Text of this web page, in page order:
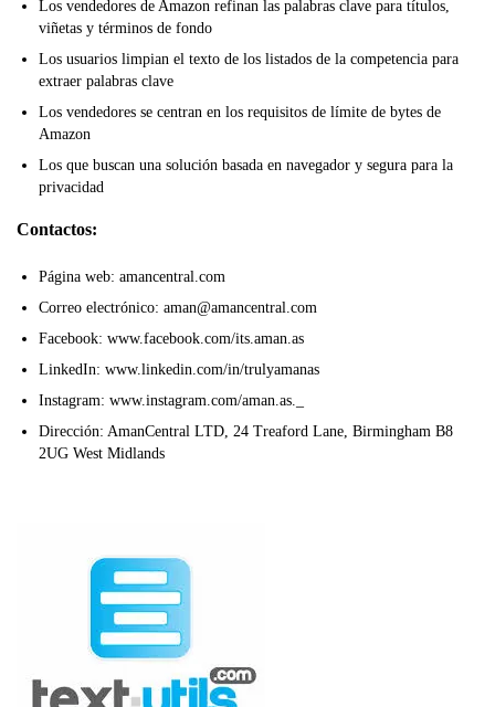
Los vendedores de Amazon refinan las palabras clave para títulos,
viñetas y términos de fondo
Los usuarios limpian el texto de los listados de la competencia para
extraer palabras clave
Los vendedores se centran en los requisitos de límite de bytes de
Amazon
Los que buscan una solución basada en navegador y segura para la
privacidad
Contactos:
Página web: amancentral.com
Correo electrónico: aman@amancentral.com
Facebook: www.facebook.com/its.aman.as
LinkedIn: www.linkedin.com/in/trulyamanas
Instagram: www.instagram.com/aman.as._
Dirección: AmanCentral LTD, 24 Treaford Lane, Birmingham B8
2UG West Midlands